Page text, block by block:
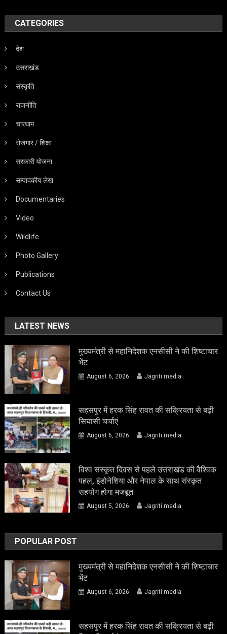
CATEGORIES
देश
उत्तराखंड
संस्कृति
राजनीति
चारधाम
रोजगार / शिक्षा
सरकारी योजना
सम्पादकीय लेख
Documentaries
Video
Wildlife
Photo Gallery
Publications
Contact Us
LATEST NEWS
मुख्यमंत्री से महानिदेशक एनसीसी ने की शिष्टाचार
भेंट
August 6, 2026 Jagriti media
सहसपुर में हरक सिंह रावत की सक्रियता से बढ़ी
सियासी चर्चाएं
August 6, 2026 Jagriti media
विश्व संस्कृत दिवस से पहले उत्तराखंड की वैश्विक
पहल, इंडोनेशिया और नेपाल के साथ संस्कृत
सहयोग होगा मजबूत
August 5, 2026 Jagriti media
POPULAR POST
मुख्यमंत्री से महानिदेशक एनसीसी ने की शिष्टाचार
भेंट
August 6, 2026 Jagriti media
सहसपुर में हरक सिंह रावत की सक्रियता से बढ़ी